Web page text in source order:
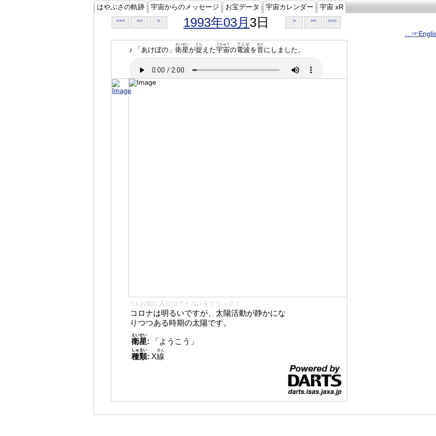
はやぶさの軌跡 宇宙からのメッセージ お宝データ 宇宙カレンダー 宇宙 xR
<<< << < 1993年03月 3日 > >> >>>
♪ 「あけぼの」 衛星
えいせい
が捉
とら
えた宇宙
うちゅう
の電波
でんぱ
を音
おと
にしました。
👈 お気に入りのアイコンをクリック！
コロナは明るいですが、太陽活動が静かにな
りつつある時期の太陽です。
衛星
えいせい
:
「ようこう」
種類
しゅるい
: X線
せん